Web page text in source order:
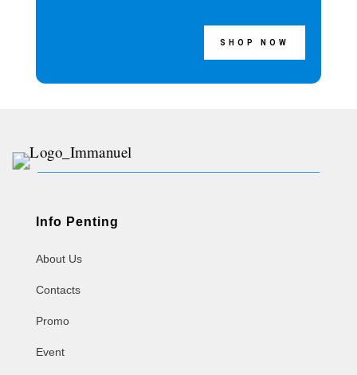
SHOP NOW
Info Penting
About Us
Contacts
Promo
Event